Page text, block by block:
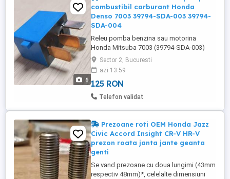
90113-SA0-025 90113-S5H-005 90113-
SA0-006 48mm: - ...
6
combustibil carburant Honda
Denso 7003 39794-SDA-003 39794-
SDA-004
Releu pomba benzina sau motorina
Honda Mitsuba 7003 (39794-SDA-003)
Sau Denso P/N: 39794-SDA-004 39794-
SDA-003, 39794-SDA-305, 39794-SDA-004
Fuel Main Relay Honda Jazz Civic Insight
City Accord CRV HRV
Sector 2, Bucuresti
azi 13:59
125 RON
Telefon validat
Prezoane roti OEM Honda Jazz
Civic Accord Insight CR-V HR-V
prezon roata janta jante geanta
genti
Se vand prezoane cu doua lungimi (43mm
respectiv 48mm)*, celelalte dimensiuni